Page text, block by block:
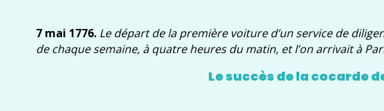
7 mai 1776. Le départ de la première voiture d’un service de
de chaque semaine, à quatre heures du matin, et l’on arrivait à
Le succès de la cocarde